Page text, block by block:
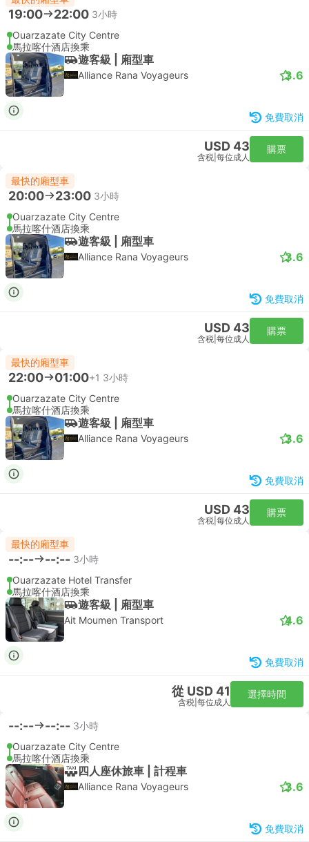
19:00 22:00 3小時
Ouarzazate City Centre
馬拉喀什酒店換乘
遊客級 | 廂型車
Alliance Rana Voyageurs 3.6
免費取消
USD 43
含税 每位成人
購票
最快的廂型車
20:00 23:00 3小時
Ouarzazate City Centre
馬拉喀什酒店換乘
遊客級 | 廂型車
Alliance Rana Voyageurs 3.6
免費取消
USD 43
含税 每位成人
購票
最快的廂型車
22:00 01:00+1 3小時
Ouarzazate City Centre
馬拉喀什酒店換乘
遊客級 | 廂型車
Alliance Rana Voyageurs 3.6
免費取消
USD 43
含税 每位成人
購票
最快的廂型車
--:-- --:-- 3小時
Ouarzazate Hotel Transfer
馬拉喀什酒店換乘
遊客級 | 廂型車
Ait Moumen Transport 4.6
免費取消
從 USD 41
含税 每位成人
選擇時間
--:-- --:-- 3小時
Ouarzazate City Centre
馬拉喀什酒店換乘
四人座休旅車 | 計程車
Alliance Rana Voyageurs 3.6
免費取消